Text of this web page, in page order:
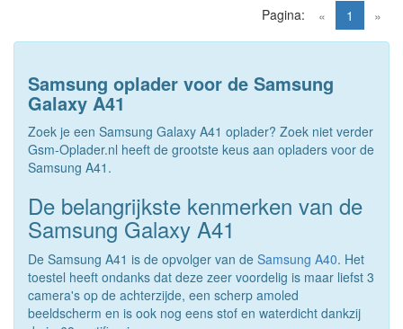
« 1 (current)
»
Pagina:
Samsung oplader voor de Samsung
Galaxy A41
Zoek je een Samsung Galaxy A41 oplader? Zoek niet verder
Gsm-Oplader.nl heeft de grootste keus aan opladers voor de
Samsung A41.
De belangrijkste kenmerken van de
Samsung Galaxy A41
De Samsung A41 is de opvolger van de Samsung A40. Het
toestel heeft ondanks dat deze zeer voordelig is maar liefst 3
camera's op de achterzijde, een scherp amoled
beeldscherm en is ook nog eens stof en waterdicht dankzij